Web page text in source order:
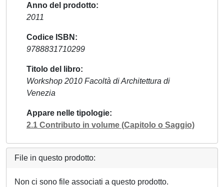
Anno del prodotto
2011
Codice ISBN
9788831710299
Titolo del libro
Workshop 2010 Facoltà di Architettura di
Venezia
Appare nelle tipologie
2.1 Contributo in volume (Capitolo o Saggio)
File in questo prodotto:
Non ci sono file associati a questo prodotto.